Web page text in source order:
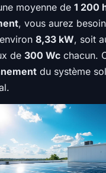
moyenne de 1 200
, vous aurez besoin
8,33 kW, soit
de 300 Wc chacun.
du système